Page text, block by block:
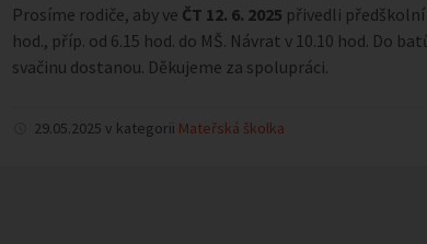
Prosíme rodiče, aby ve ČT 12. 6. 2025 přivedli předškolní
hod., příp. od 6.15 hod. do MŠ. Návrat v 10.10 hod. Do
svačinu dostanou. Děkujeme za spolupráci.
29.05.2025 v kategorii Mateřská školka